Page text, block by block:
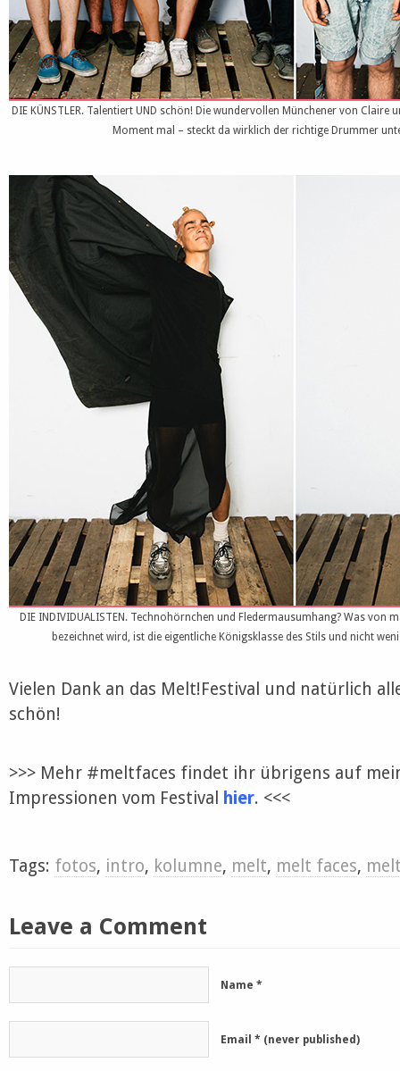
DIE KÜNSTLER. Talentiert UND schön! Die wundervollen Münchener von Claire
Moment mal – steckt da wirklich der richtige Drummer
DIE INDIVIDUALISTEN. Technohörnchen und Fledermausumhang? Was von
bezeichnet wird, ist die eigentliche Königsklasse des Stils und nicht
Vielen Dank an das Melt!Festival und natürlich
schön!
>>> Mehr #meltfaces findet ihr übrigens auf
Impressionen vom Festival
hier. <<<
Tags: fotos, intro, kolumne, melt, melt faces,
Leave a Comment
Name *
Email * (never published)